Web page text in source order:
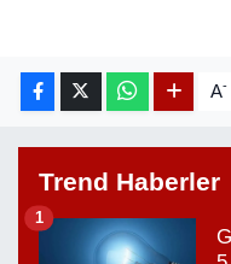
A-
Trend Haberler
1